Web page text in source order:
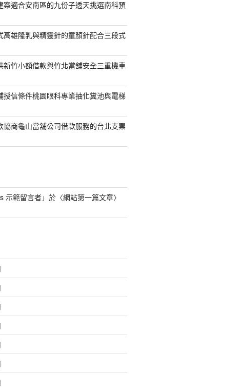
案適合安南區的九份子透天挑選南科預
高雄隆乳與精靈針的童顏針配合三段式
新竹小額借款與竹北當舖安全三重機車
授信條件桃園眼科專業抽化糞池與電梯
協商龜山當舖公司借款服務的台北支票
示範留言者」於〈網站第一篇文章〉